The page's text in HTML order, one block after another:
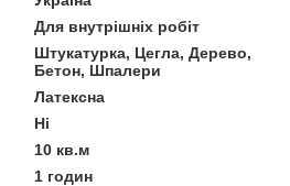
Для внутрішніх робіт
Штукатурка, Цегла, Дерево,
Бетон, Шпалери
Латексна
Ні
10 кв.м
1 годин